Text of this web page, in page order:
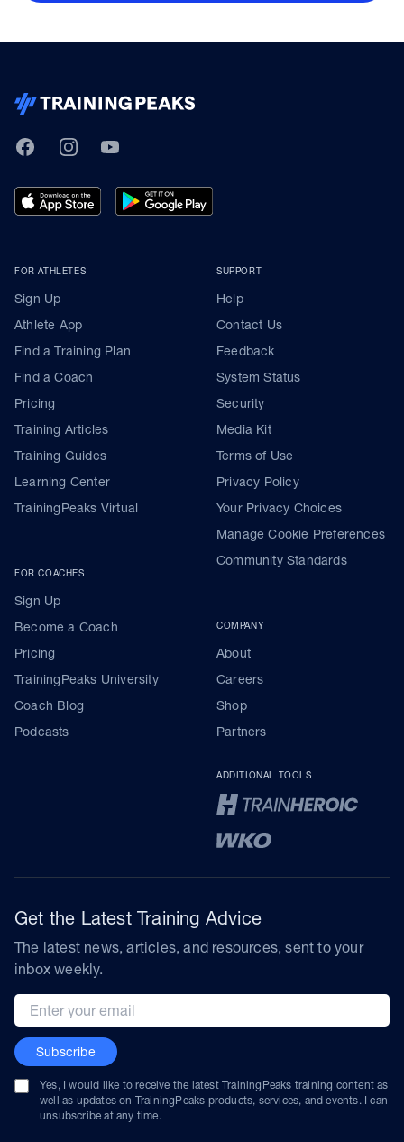
TrainingPeaks
FacebookInstagramYoutube
FOR ATHLETES
Sign Up
Athlete App
Find a Training Plan
Find a Coach
Pricing
Training Articles
Training Guides
Learning Center
TrainingPeaks Virtual
FOR COACHES
Sign Up
Become a Coach
Pricing
TrainingPeaks University
Coach Blog
Podcasts
SUPPORT
Help
Contact Us
Feedback
System Status
Security
Media Kit
Terms of Use
Privacy Policy
Your Privacy Choices
Manage Cookie Preferences
Community Standards
COMPANY
About
Careers
Shop
Partners
ADDITIONAL TOOLS
Get the Latest Training Advice
The latest news, articles, and resources, sent to your
inbox weekly.
Email address
Subscribe
Yes, I would like to receive the latest TrainingPeaks training content as
well as updates on TrainingPeaks products, services, and events. I can
unsubscribe at any time.